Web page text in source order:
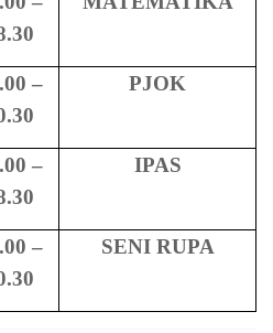
–
PJOK
–
IPAS
–
SENI RUPA